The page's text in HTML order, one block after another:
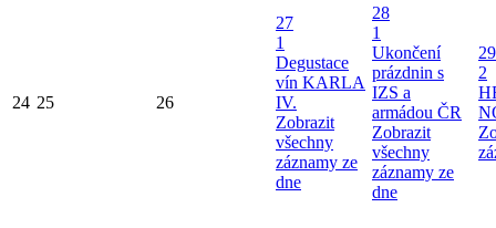
24 25 26
27
1
Degustace
vín KARLA
IV.
Zobrazit
všechny
záznamy ze
dne
28
1
Ukončení
prázdnin s
IZS a
armádou ČR
Zobrazit
všechny
záznamy ze
dne
29
2